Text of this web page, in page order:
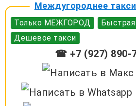
Междугороднее
Только МЕЖГОРОД
Быстрая
Дешевое такси
☎ +7 (927) 890-